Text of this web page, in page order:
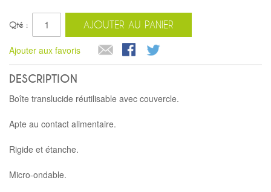
Qté : AJOUTER AU PANIER
Ajouter aux favoris
DESCRIPTION
Boîte translucide réutilisable avec couvercle.
Apte au contact alimentaire.
Rigide et étanche.
Micro-ondable.